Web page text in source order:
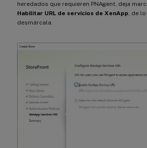
heredados que requieren PNAgent, deja
Habilitar URL de servicios de XenApp, de
desmárcala.